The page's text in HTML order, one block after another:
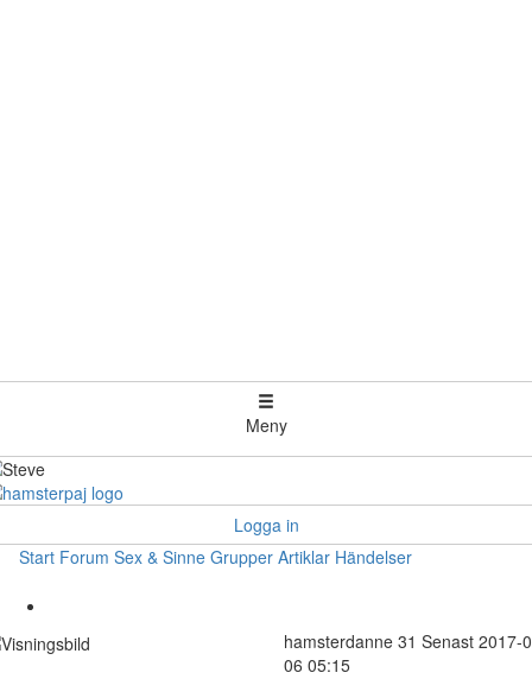
Meny
Logga in
Start Forum Sex & Sinne Grupper Artiklar Händelser
hamsterdanne 31 Senast 2017-
06 05:15